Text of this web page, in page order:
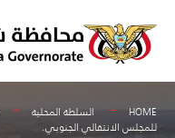
content
HOME السلطة المحلية
للمجلس الانتقالي الجنوبي.
for: